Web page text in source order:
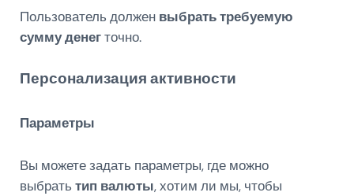
Пользователь должен выбрать требуемую
сумму денегточно.
Персонализация активности
Параметры
Вы можете задать параметры, где можно
выбрать тип валюты, хотим ли мы, чтобы